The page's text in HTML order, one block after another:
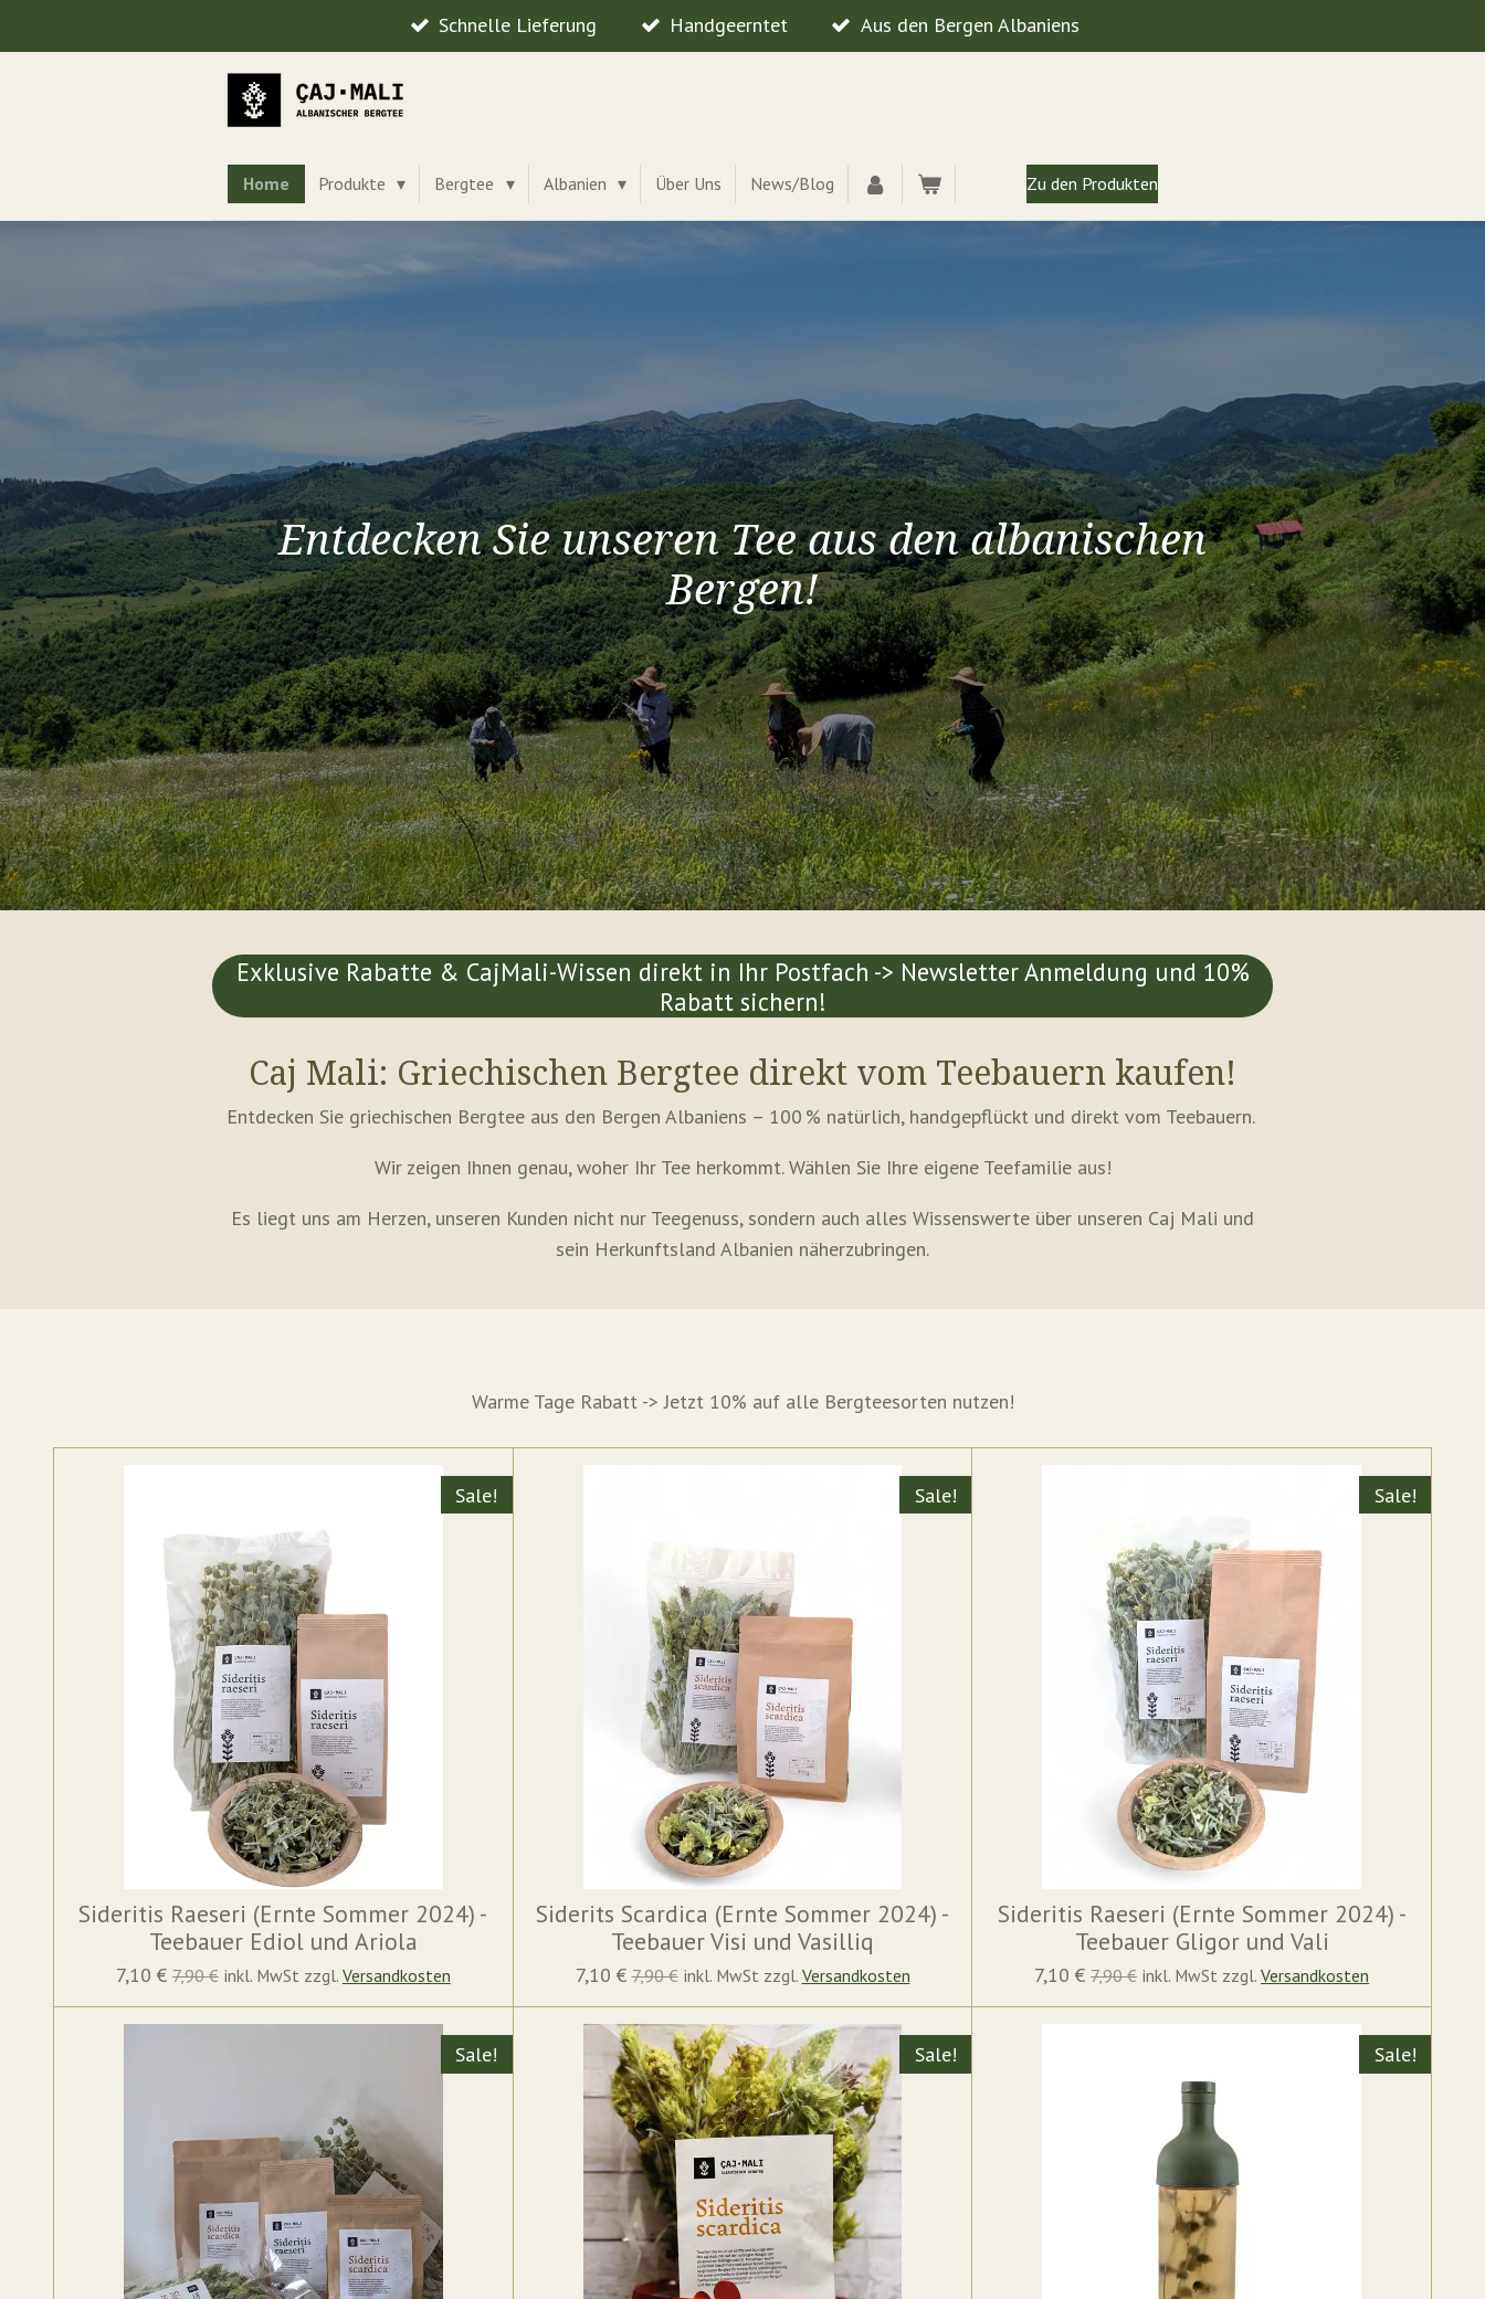
Hauptinhalt
Schnelle Lieferung Handgeerntet Aus den Bergen Albaniens
Home Produkte Bergtee Albanien Über Uns News/Blog Zu den Produkten
Entdecken Sie unseren Tee aus den albanischen
Bergen!
Exklusive Rabatte & CajMali-Wissen direkt in Ihr Postfach -> Newsletter Anmeldung und 10%
Rabatt sichern!
Caj Mali: Griechischen Bergtee direkt vom Teebauern kaufen!
Entdecken Sie griechischen Bergtee aus den Bergen Albaniens – 100 % natürlich, handgepflückt und direkt vom Teebauern.
Wir zeigen Ihnen genau, woher Ihr Tee herkommt. Wählen Sie Ihre eigene Teefamilie aus!
Es liegt uns am Herzen, unseren Kunden nicht nur Teegenuss, sondern auch alles Wissenswerte über unseren Caj Mali und
sein Herkunftsland Albanien näherzubringen.
Warme Tage Rabatt -> Jetzt 10% auf alle Bergteesorten nutzen!
Sale!
Sideritis Raeseri (Ernte Sommer 2024) -
Teebauer Ediol und Ariola
7,10 € 7,90 € inkl. MwSt zzgl. Versandkosten
Sale!
Siderits Scardica (Ernte Sommer 2024) -
Teebauer Visi und Vasilliq
7,10 € 7,90 € inkl. MwSt zzgl. Versandkosten
Sale!
Sideritis Raeseri (Ernte Sommer 2024) -
Teebauer Gligor und Vali
7,10 € 7,90 € inkl. MwSt zzgl.Versandkosten
Sale! Sale! Sale!